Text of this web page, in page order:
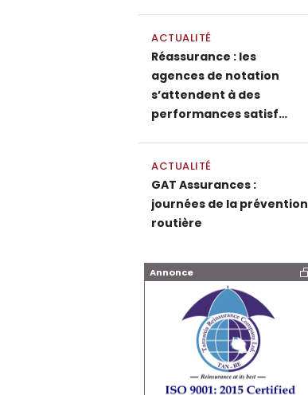
ACTUALITÉ
Réassurance : les
agences de notation
s’attendent à des
performances satisf…
ACTUALITÉ
GAT Assurances :
journées de la prévention
routière
Annonce